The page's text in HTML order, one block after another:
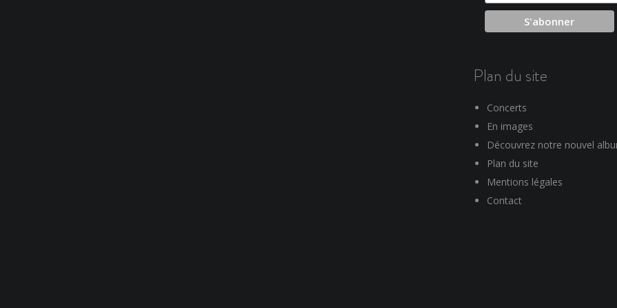
Plan du site
Concerts
En images
Découvrez notre nouvel
Plan du site
Mentions légales
Contact